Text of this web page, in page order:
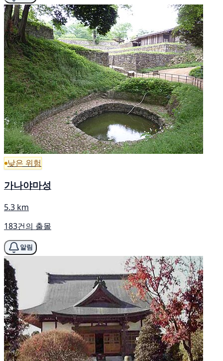
낮은 위험
가나야마성
5.3 km
183건의 출몰
알림